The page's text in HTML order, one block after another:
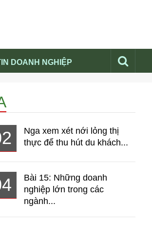
DOANH NGHIỆP
báo nga
tích thị trường Nga 2026
Nga xem xét nới lỏng thị
thực để thu hút du khách...
Bài 15: Những doanh
nghiệp lớn trong các
ngành...